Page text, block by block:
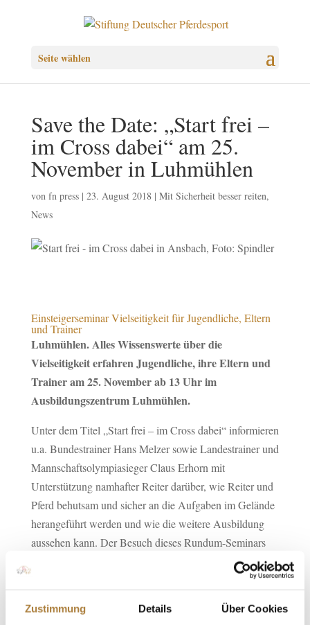
Zustimmung Details Über Cookies
Seite wählen
Save the Date: „Start frei –
im Cross dabei“ am 25.
November in Luhmühlen
von fn press| 23. August 2018| Mit Sicherheit besser reiten,
News
Einsteigerseminar Vielseitigkeit für Jugendliche, Eltern
und Trainer
Luhmühlen. Alles Wissenswerte über die
Vielseitigkeit erfahren Jugendliche, ihre Eltern und
Trainer am 25. November ab 13 Uhr im
Ausbildungszentrum Luhmühlen.
Unter dem Titel „Start frei – im Cross dabei“ informieren
u.a. Bundestrainer Hans Melzer sowie Landestrainer und
Mannschaftsolympiasieger Claus Erhorn mit
Unterstützung namhafter Reiter darüber, wie Reiter und
Pferd behutsam und sicher an die Aufgaben im Gelände
herangeführt werden und wie die weitere Ausbildung
aussehen kann. Der Besuch dieses Rundum-Seminars
lohnt sich aber auch für alle Dressur- und Springreiter,
Falltraining vervollständigen das Programm. Die